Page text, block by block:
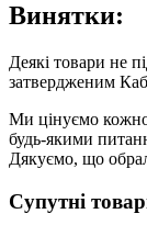
Винятки:
Деякі товари не
затвердженим
Ми цінуємо
будь-якими
Дякуємо, що
Супутні